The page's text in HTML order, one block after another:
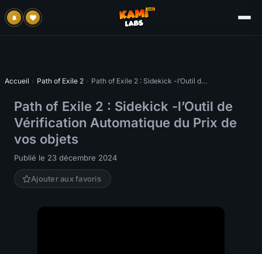
Accueil › Path of Exile 2 › Path of Exile 2 : Sidekick -l’Outil de Vérification Automatique du Prix de vos objets
Path of Exile 2 : Sidekick -l’Outil de
Vérification Automatique du Prix de
vos objets
Publié le 23 décembre 2024
Ajouter aux favoris